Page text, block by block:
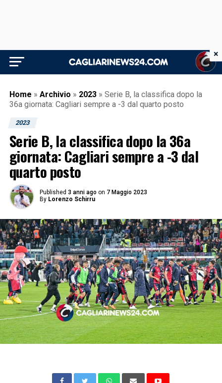
Home » Archivio » 2023 » Serie B, la classifica dopo la
36a giornata: Cagliari sempre a -3 dal quarto posto
2023
Serie B, la classifica dopo la 36a
giornata: Cagliari sempre a -3 dal
quarto posto
Published 3 anni ago on 7 Maggio 2023
By Lorenzo Schirru
×